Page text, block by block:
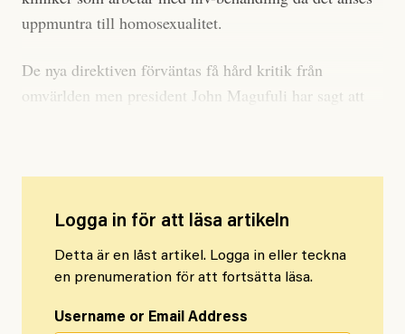
uppmuntra till homosexualitet.
De nya direktiven förväntas få hård kritik från
omvärlden men president John Magufuli har sagt att
Logga in för att läsa artikeln
Detta är en låst artikel. Logga in eller teckna
en prenumeration för att fortsätta läsa.
Username or Email Address